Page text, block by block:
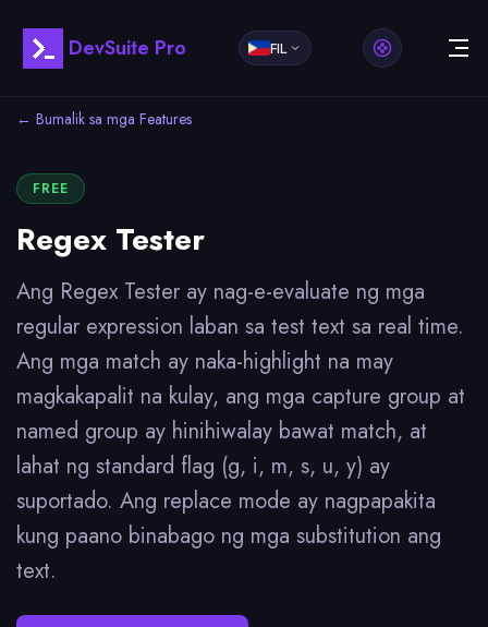
DevSuite Pro FIL
← Bumalik sa mga Features
FREE
Regex Tester
Ang Regex Tester ay nag-e-evaluate ng mga
regular expression laban sa test text sa real time.
Ang mga match ay naka-highlight na may
magkakapalit na kulay, ang mga capture group at
named group ay hinihiwalay bawat match, at
lahat ng standard flag (g, i, m, s, u, y) ay
suportado. Ang replace mode ay nagpapakita
kung paano binabago ng mga substitution ang
text.